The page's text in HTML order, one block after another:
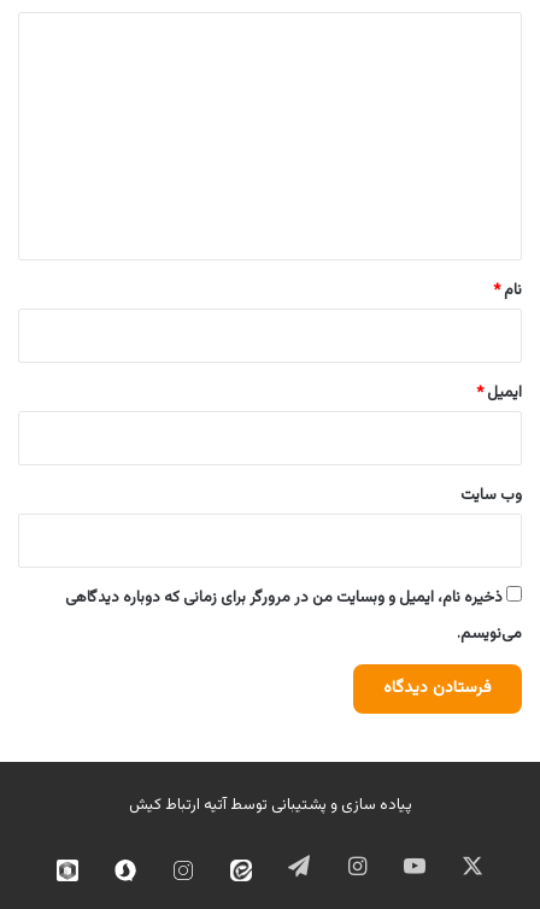
نام*
ایمیل*
وب‌ سایت
ذخیره نام، ایمیل و وبسایت من در مرورگر برای زمانی که دوباره دیدگاهی
می‌نویسم.
پیاده سازی و پشتیبانی توسطآتیه ارتباط کیش
ایکس یوتیوب اینستاگرامتلگرام ایتا اینستاگرامسروش